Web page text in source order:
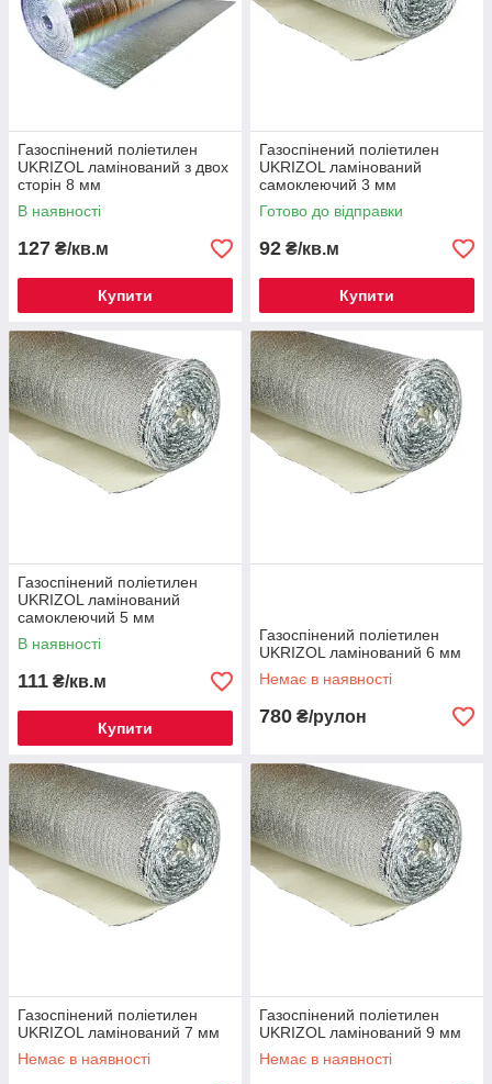
Газоспінений поліетилен
UKRIZOL ламінований з двох
сторін 8 мм
В наявності
127 ₴/кв.м
Купити
Газоспінений поліетилен
UKRIZOL ламінований
самоклеючий 3 мм
Готово до відправки
92 ₴/кв.м
Купити
Газоспінений поліетилен
UKRIZOL ламінований
самоклеючий 5 мм
В наявності
111 ₴/кв.м
Купити
Газоспінений поліетилен
UKRIZOL ламінований 6 мм
Немає в наявності
780 ₴/рулон
Газоспінений поліетилен
UKRIZOL ламінований 7 мм
Немає в наявності
Газоспінений поліетилен
UKRIZOL ламінований 9 мм
Немає в наявності